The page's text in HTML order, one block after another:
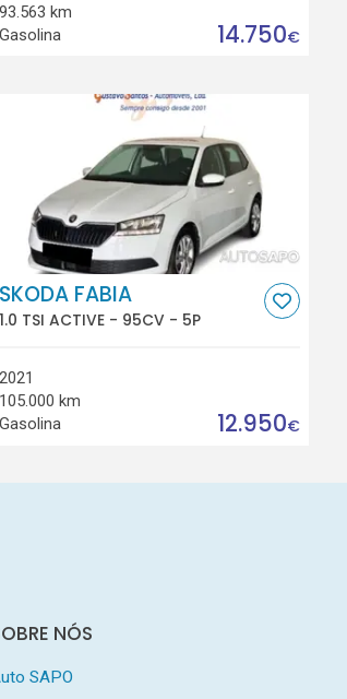
93.563 km
Gasolina
14.750€
SKODA FABIA
1.0 TSI ACTIVE - 95CV - 5P
2021
105.000 km
Gasolina
12.950€
NÓS
SAPO